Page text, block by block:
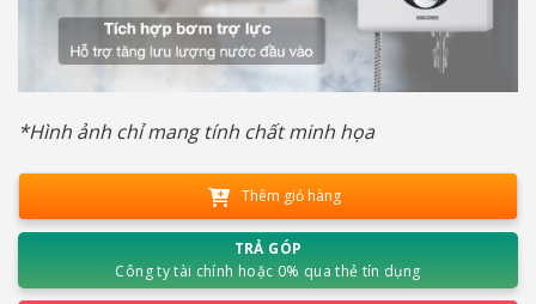
*Hình ảnh chỉ mang tính chất minh họa
Thêm giỏ hàng
TRẢ GÓP
Công ty tài chính hoặc 0% qua thẻ tín dụng